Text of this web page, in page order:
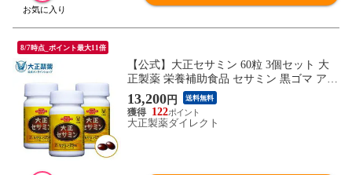
8/7時点_ポイント最大11倍
【公式】大正セサミン 60粒 3個セット 大
正製薬 栄養補助食品 セサミン 黒ゴマ アマ
ニ油 エゴマ油
13,200円 送料無料
122
大正製薬ダイレクト